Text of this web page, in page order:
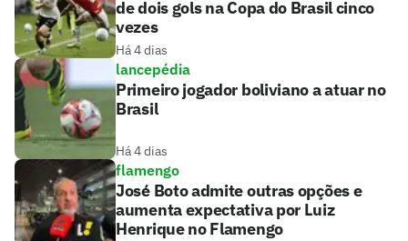
de dois gols na Copa do Brasil cinco
vezes
Há 4 dias
lancepédia
Primeiro jogador boliviano a atuar no
Brasil
Há 4 dias
flamengo
José Boto admite outras opções e
aumenta expectativa por Luiz
Henrique no Flamengo